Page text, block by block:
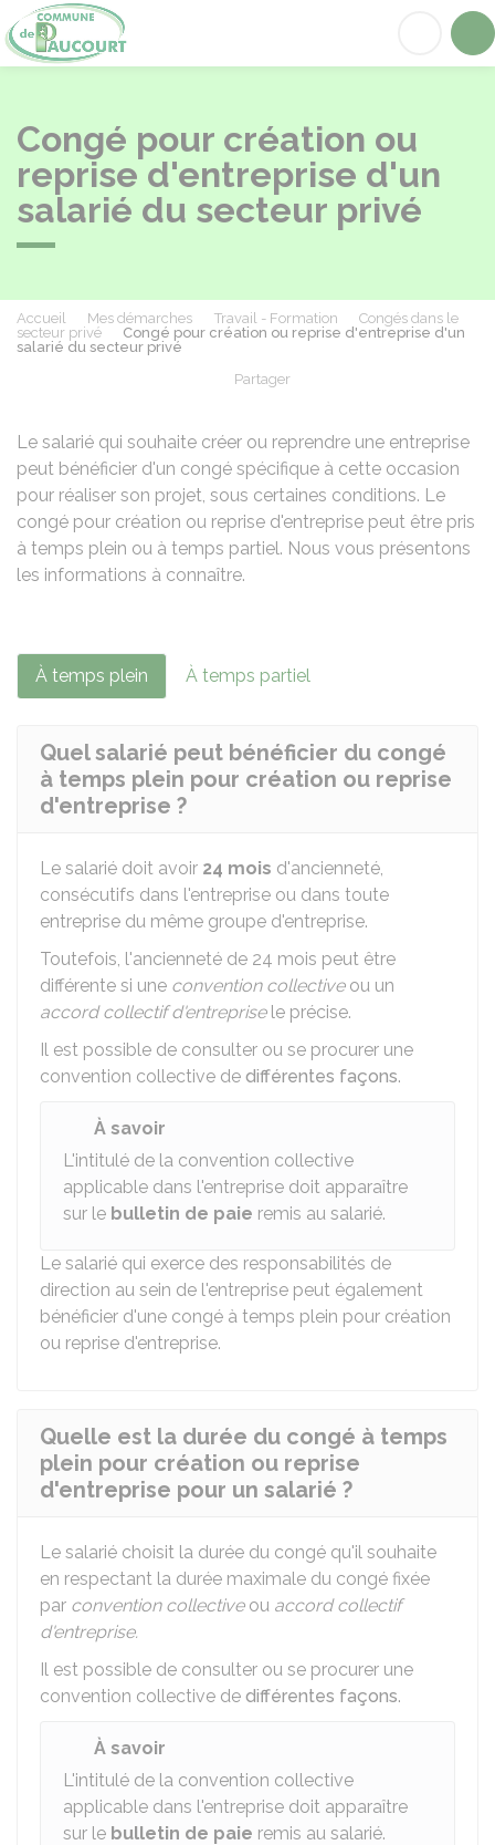
Congé pour création ou
reprise d'entreprise d'un
salarié du secteur privé
Accueil Mes démarches Travail - Formation
Congés dans le
secteur privé
Congé pour création ou reprise d'entreprise d'un
salarié du secteur privé
Partager
Le salarié qui souhaite créer ou reprendre une entreprise
peut bénéficier d'un congé spécifique à cette occasion
pour réaliser son projet, sous certaines conditions. Le
congé pour création ou reprise d'entreprise peut être pris
à temps plein ou à temps partiel. Nous vous présentons
les informations à connaître.
À temps plein À temps partiel
Quel salarié peut bénéficier du congé
à temps plein pour création ou reprise
d'entreprise ?
Le salarié doit avoir 24 mois d'ancienneté,
consécutifs dans l'entreprise ou dans toute
entreprise du même groupe d'entreprise.
Toutefois, l'ancienneté de 24 mois peut être
différente si une convention collectiveou un
accord collectif d'entreprisele précise.
Il est possible de consulter ou se procurer une
convention collective de différentes façons.
À savoir
L'intitulé de la convention collective
applicable dans l'entreprise doit apparaître
sur le bulletin de paie remis au salarié.
Le salarié qui exerce des responsabilités de
direction au sein de l'entreprise peut également
bénéficier d'une congé à temps plein pour création
ou reprise d'entreprise.
Quelle est la durée du congé à temps
plein pour création ou reprise
d'entreprise pour un salarié ?
Le salarié choisit la durée du congé qu'il souhaite
en respectant la durée maximale du congé fixée
par convention collectiveou accord collectif
d'entreprise.
Il est possible de consulter ou se procurer une
convention collective de différentes façons.
À savoir
L'intitulé de la convention collective
applicable dans l'entreprise doit apparaître
sur le bulletin de paie remis au salarié.